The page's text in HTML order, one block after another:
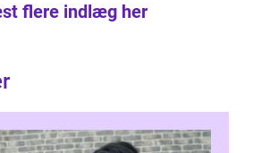
flere indlæg her